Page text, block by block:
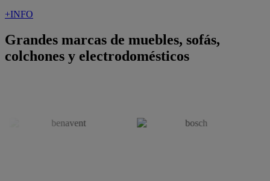
+INFO
Grandes marcas de muebles, sofás,
colchones y electrodomésticos